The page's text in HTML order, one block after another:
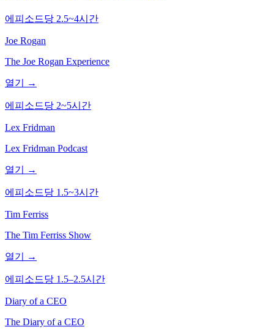
에피소드당 2.5~4시간
Joe Rogan
The Joe Rogan Experience
열기 →
에피소드당 2~5시간
Lex Fridman
Lex Fridman Podcast
열기 →
에피소드당 1.5~3시간
Tim Ferriss
The Tim Ferriss Show
열기 →
에피소드당 1.5–2.5시간
Diary of a CEO
The Diary of a CEO